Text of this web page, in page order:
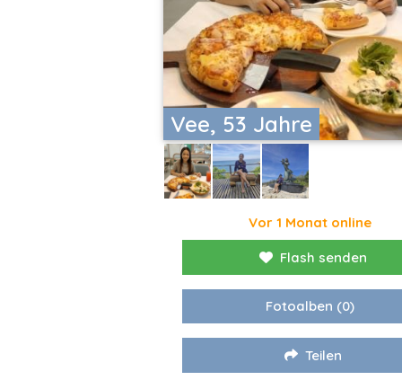
Vee, 53 Jahre
Vor 1 Monat online
Flash senden
Fotoalben (0)
Teilen